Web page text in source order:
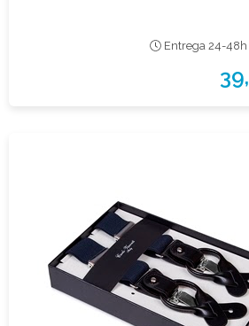
Entrega 24-48h
39,